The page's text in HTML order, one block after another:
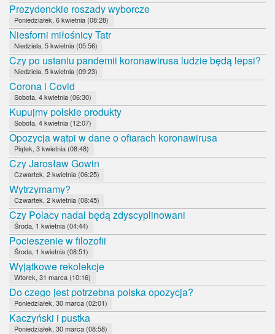
Prezydenckie roszady wyborcze
Poniedziałek, 6 kwietnia (08:28)
Niesforni miłośnicy Tatr
Niedziela, 5 kwietnia (05:56)
Czy po ustaniu pandemii koronawirusa ludzie będą lepsi?
Niedziela, 5 kwietnia (09:23)
Corona i Covid
Sobota, 4 kwietnia (06:30)
Kupujmy polskie produkty
Sobota, 4 kwietnia (12:07)
Opozycja wątpi w dane o ofiarach koronawirusa
Piątek, 3 kwietnia (08:48)
Czy Jarosław Gowin
Czwartek, 2 kwietnia (06:25)
Wytrzymamy?
Czwartek, 2 kwietnia (08:45)
Czy Polacy nadal będą zdyscyplinowani
Środa, 1 kwietnia (04:44)
Pocieszenie w filozofii
Środa, 1 kwietnia (08:51)
Wyjątkowe rekolekcje
Wtorek, 31 marca (10:16)
Do czego jest potrzebna polska opozycja?
Poniedziałek, 30 marca (02:01)
Kaczyński i pustka
Poniedziałek, 30 marca (08:58)